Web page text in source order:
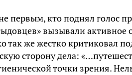
первым, кто поднял голос
вызывали активное
так же жестко критиковал
сторону дела:
точки зрения.